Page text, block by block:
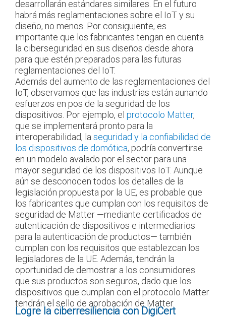
desarrollarán estándares similares. En el futuro
habrá más reglamentaciones sobre el IoT y su
diseño, no menos. Por consiguiente, es
importante que los fabricantes tengan en cuenta
la ciberseguridad en sus diseños desde ahora
para que estén preparados para las futuras
reglamentaciones del IoT.
Además del aumento de las reglamentaciones del
IoT, observamos que las industrias están aunando
esfuerzos en pos de la seguridad de los
dispositivos. Por ejemplo, el protocolo Matter,
que se implementará pronto para la
interoperabilidad, la seguridad y la confiabilidad de
los dispositivos de domótica, podría convertirse
en un modelo avalado por el sector para una
mayor seguridad de los dispositivos IoT. Aunque
aún se desconocen todos los detalles de la
legislación propuesta por la UE, es probable que
los fabricantes que cumplan con los requisitos de
seguridad de Matter —mediante certificados de
autenticación de dispositivos e intermediarios
para la autenticación de productos— también
cumplan con los requisitos que establezcan los
legisladores de la UE. Además, tendrán la
oportunidad de demostrar a los consumidores
que sus productos son seguros, dado que los
dispositivos que cumplan con el protocolo Matter
tendrán el sello de aprobación de Matter.
Logre la ciberresiliencia con DigiCert